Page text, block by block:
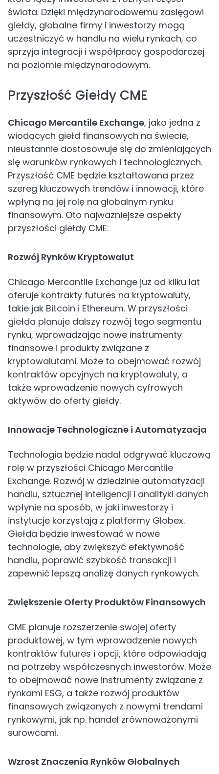
świata. Dzięki międzynarodowemu zasięgowi
giełdy, globalne firmy i inwestorzy mogą
uczestniczyć w handlu na wielu rynkach, co
sprzyja integracji i współpracy gospodarczej
na poziomie międzynarodowym.
Przyszłość Giełdy CME
Chicago Mercantile Exchange, jako jedna z
wiodących giełd finansowych na świecie,
nieustannie dostosowuje się do zmieniających
się warunków rynkowych i technologicznych.
Przyszłość CME będzie kształtowana przez
szereg kluczowych trendów i innowacji, które
wpłyną na jej rolę na globalnym rynku
finansowym. Oto najważniejsze aspekty
przyszłości giełdy CME:
Rozwój Rynków Kryptowalut
Chicago Mercantile Exchange już od kilku lat
oferuje kontrakty futures na kryptowaluty,
takie jak Bitcoin i Ethereum. W przyszłości
giełda planuje dalszy rozwój tego segmentu
rynku, wprowadzając nowe instrumenty
finansowe i produkty związane z
kryptowalutami. Może to obejmować rozwój
kontraktów opcyjnych na kryptowaluty, a
także wprowadzenie nowych cyfrowych
aktywów do oferty giełdy.
Innowacje Technologiczne i Automatyzacja
Technologia będzie nadal odgrywać kluczową
rolę w przyszłości Chicago Mercantile
Exchange. Rozwój w dziedzinie automatyzacji
handlu, sztucznej inteligencji i analityki danych
wpłynie na sposób, w jaki inwestorzy i
instytucje korzystają z platformy Globex.
Giełda będzie inwestować w nowe
technologie, aby zwiększyć efektywność
handlu, poprawić szybkość transakcji i
zapewnić lepszą analizę danych rynkowych.
Zwiększenie Oferty Produktów Finansowych
CME planuje rozszerzenie swojej oferty
produktowej, w tym wprowadzenie nowych
kontraktów futures i opcji, które odpowiadają
na potrzeby współczesnych inwestorów. Może
to obejmować nowe instrumenty związane z
rynkami ESG, a także rozwój produktów
finansowych związanych z nowymi trendami
rynkowymi, jak np. handel zrównoważonymi
surowcami.
Wzrost Znaczenia Rynków Globalnych